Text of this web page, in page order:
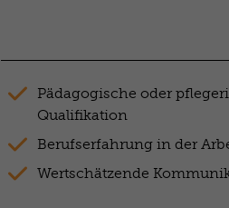
Pädagogische oder
Qualifikation
Berufserfahrung in der
Wertschätzende